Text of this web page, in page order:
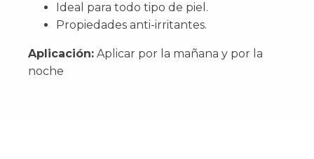
Ideal para todo tipo de piel.
Propiedades anti-irritantes.
Aplicación: Aplicar por la mañana y por la
noche